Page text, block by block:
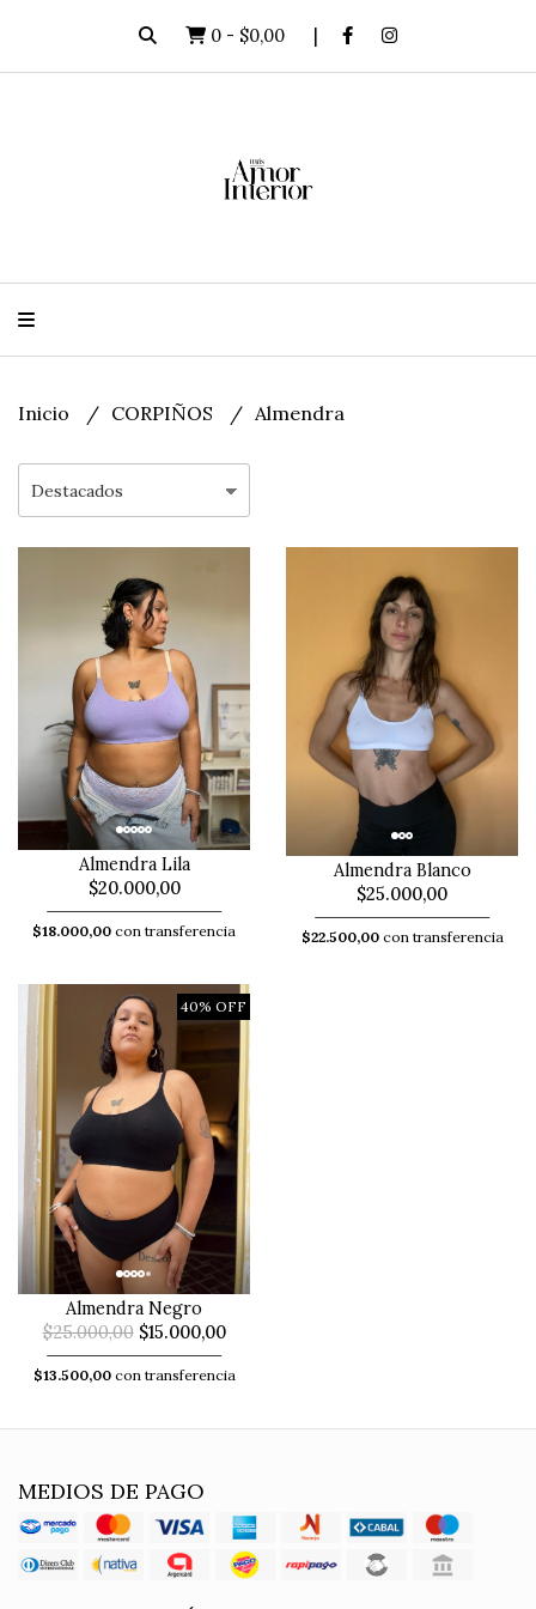
0 - $0,00
Inicio CORPIÑOS Almendra
Almendra Lila
$20.000,00
$18.000,00 con transferencia
Almendra Blanco
$25.000,00
$22.500,00con transferencia
40% OFF
Almendra Negro
$25.000,00$15.000,00
$13.500,00con transferencia
MEDIOS DE PAGO